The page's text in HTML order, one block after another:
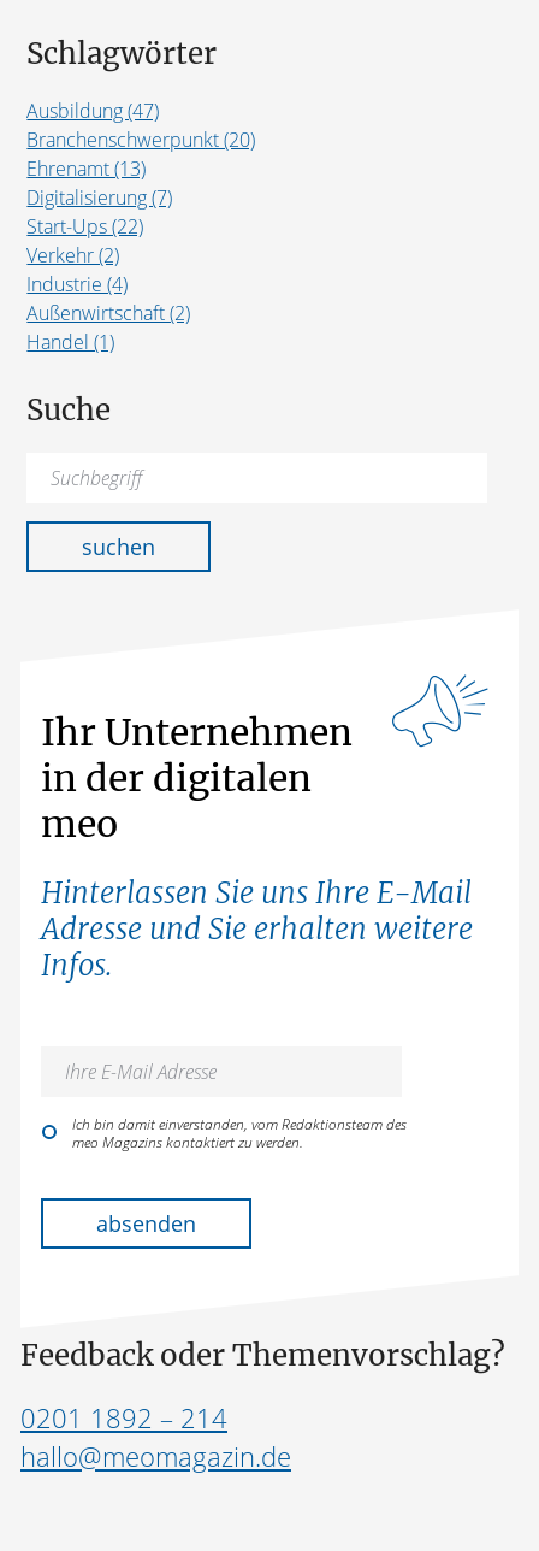
Schlagwörter
Ausbildung (47)
Branchenschwerpunkt (20)
Ehrenamt (13)
Digitalisierung (7)
Start-Ups (22)
Verkehr (2)
Industrie (4)
Außenwirtschaft (2)
Handel (1)
Suche
Suchen
suchen
Ihr Unternehmen
in der digitalen
meo
Hinterlassen Sie uns Ihre E-Mail
Adresse und Sie erhalten weitere
Infos.
Ich bin damit einverstanden, vom Redaktionsteam des
meo Magazins kontaktiert zu werden.
absenden
Feedback oder Themenvorschlag?
0201 1892 – 214
hallo@meomagazin.de